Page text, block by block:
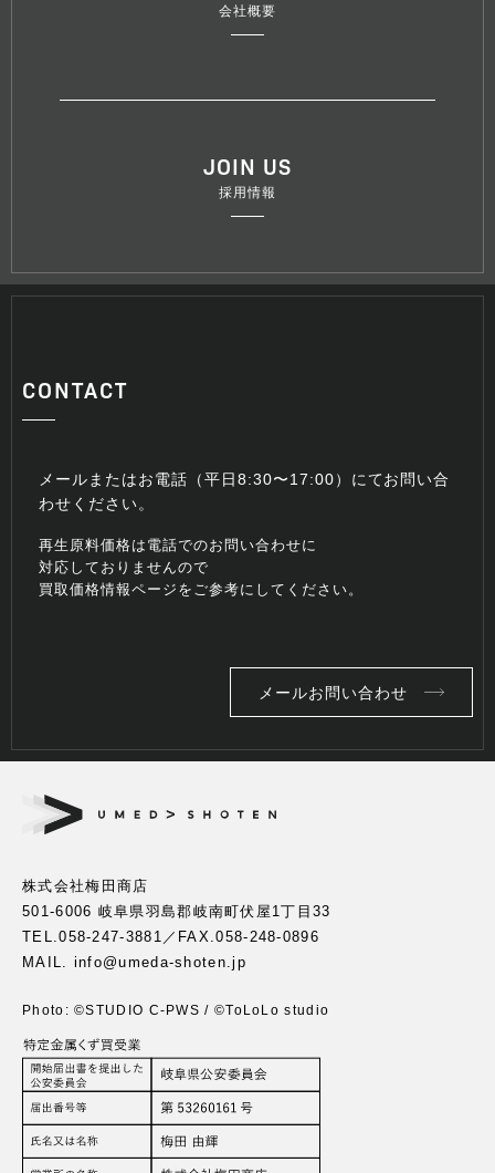
会社概要
JOIN US
採用情報
CONTACT
メールまたはお電話（平日8:30〜17:00）にてお問い合
わせください。
再生原料価格は電話でのお問い合わせに
対応しておりませんので
買取価格情報ページをご参考にしてください。
メールお問い合わせ
株式会社梅田商店
501-6006 岐阜県羽島郡岐南町伏屋1丁目33
TEL.058-247-3881 ／FAX.058-248-0896
MAIL. info@umeda-shoten.jp
Photo: ©︎STUDIO C-PWS / ©︎ToLoLo studio